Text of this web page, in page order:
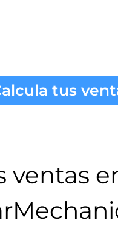
tus
ventas